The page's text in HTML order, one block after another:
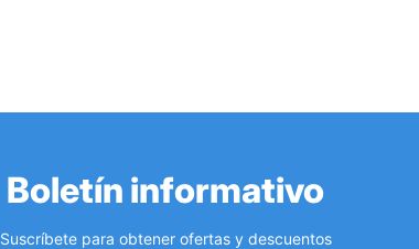
Boletín informativo
Suscríbete para obtener ofertas y descuentos